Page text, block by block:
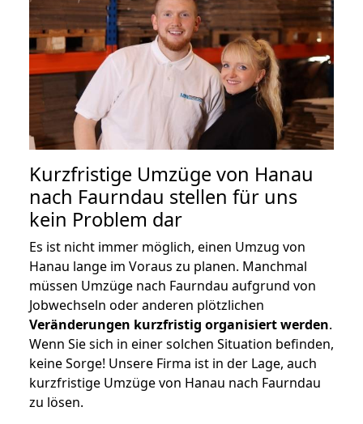
Kurzfristige Umzüge von Hanau
nach Faurndau stellen für uns
kein Problem dar
Es ist nicht immer möglich, einen Umzug von
Hanau lange im Voraus zu planen. Manchmal
müssen Umzüge nach Faurndau aufgrund von
Jobwechseln oder anderen plötzlichen
Veränderungen kurzfristig organisiert werden.
Wenn Sie sich in einer solchen Situation befinden,
keine Sorge! Unsere Firma ist in der Lage, auch
kurzfristige Umzüge von Hanau nach Faurndau
zu lösen.